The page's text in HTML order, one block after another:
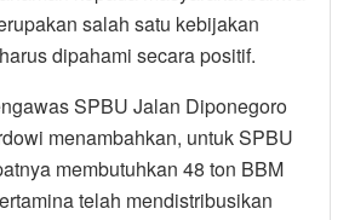
salah satu kebijakan
dipahami secara positif.
SPBU Jalan Diponegoro
menambahkan, untuk SPBU
membutuhkan 48 ton BBM
telah mendistribusikan